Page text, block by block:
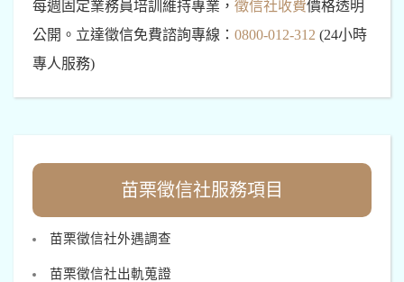
每週固定業務員培訓維持專業， 徵信社收費價格透明
公開。立達徵信免費諮詢專線： 0800-012-312 (24小時
專人服務)
苗栗徵信社服務項目
苗栗徵信社外遇調查
苗栗徵信社出軌蒐證